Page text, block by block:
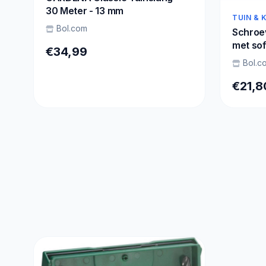
30 Meter - 13 mm
Bol.com
€34,99
TUIN &
met